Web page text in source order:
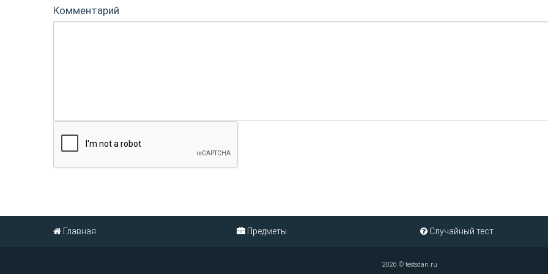
Комментарий
Главная Предметы Случайный тест
2026 © testsdan.ru